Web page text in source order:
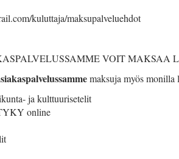
kuluttaja/maksupalveluehdot
VOIT MAKSAA
maksuja myös
ja kulttuurisetelit
online